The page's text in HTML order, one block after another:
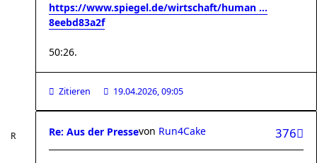
https://www.spiegel.de/wirtschaft/human ...
8eebd83a2f
50:26.
Zitieren 19.04.2026, 09:05
Re: Aus der Presse 376
von Run4Cake